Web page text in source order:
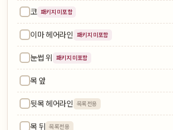
코 패키지 미포함
이마 헤어라인 패키지 미포함
눈썹 위 패키지 미포함
목 앞
뒷목 헤어라인 목록전용
목 뒤 목록전용